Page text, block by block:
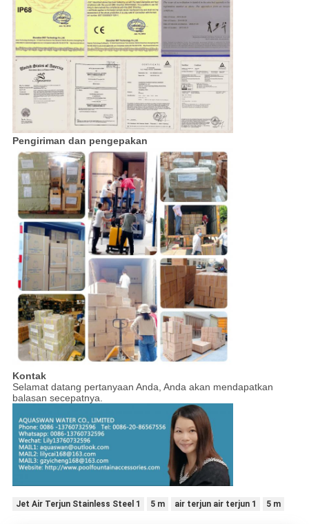
Pengiriman dan pengepakan
Kontak
Selamat datang pertanyaan Anda, Anda akan mendapatkan
balasan secepatnya.
Jet Air Terjun Stainless Steel 1 5 m air terjun air terjun 1 5 m